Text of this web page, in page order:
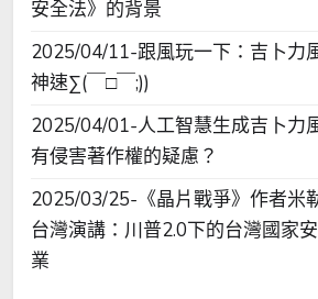
安全法》的背景
2025/04/11-跟風玩一下：吉卜力
神速∑(￣□￣;))
2025/04/01-人工智慧生成吉卜力
有侵害著作權的疑慮？
2025/03/25-《晶片戰爭》作者米
台灣演講：川普2.0下的台灣國家
業